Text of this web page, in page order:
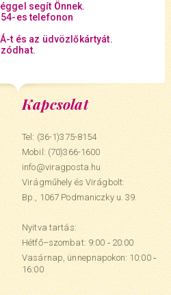
segít Önnek.
es telefonon
t és az üdvözlőkártyát.
Kapcsolat
Tel: (36-1)375-8154
Mobil:(70)366-1600
info@viragposta.hu
Virágműhely és Virágbolt:
Bp., 1067 Podmaniczky u. 39.
Nyitva tartás:
Hétfő–szombat: 9:00 ‑ 20:00
Vasárnap, ünnepnapokon: 10:00 ‑
16:00